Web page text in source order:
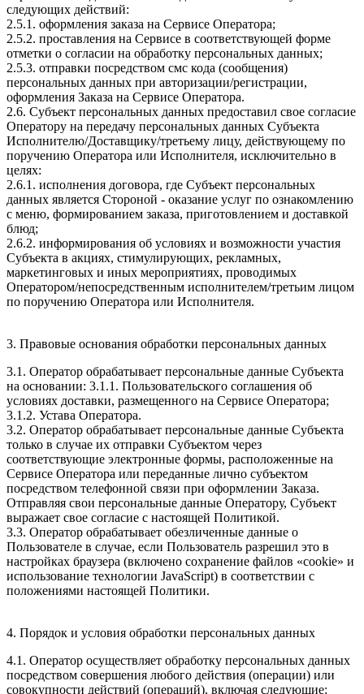
следующих действий:
2.5.1. оформления заказа на Сервисе Оператора;
2.5.2. проставления на Сервисе в соответствующей форме
отметки о согласии на обработку персональных данных;
2.5.3. отправки посредством смс кода (сообщения)
персональных данных при авторизации/регистрации,
оформления Заказа на Сервисе Оператора.
2.6. Субъект персональных данных предоставил свое согласие
Оператору на передачу персональных данных Субъекта
Исполнителю/Доставщику/третьему лицу, действующему по
поручению Оператора или Исполнителя, исключительно в
целях:
2.6.1. исполнения договора, где Субъект персональных
данных является Стороной - оказание услуг по ознакомлению
с меню, формированием заказа, приготовлением и доставкой
блюд;
2.6.2. информирования об условиях и возможности участия
Субъекта в акциях, стимулирующих, рекламных,
маркетинговых и иных мероприятиях, проводимых
Оператором/непосредственным исполнителем/третьим лицом
по поручению Оператора или Исполнителя.
3. Правовые основания обработки персональных данных
3.1. Оператор обрабатывает персональные данные Субъекта
на основании: 3.1.1. Пользовательского соглашения об
условиях доставки, размещенного на Сервисе Оператора;
3.1.2. Устава Оператора.
3.2. Оператор обрабатывает персональные данные Субъекта
только в случае их отправки Субъектом через
соответствующие электронные формы, расположенные на
Сервисе Оператора или переданные лично субъектом
посредством телефонной связи при оформлении Заказа.
Отправляя свои персональные данные Оператору, Субъект
выражает свое согласие с настоящей Политикой.
3.3. Оператор обрабатывает обезличенные данные о
Пользователе в случае, если Пользователь разрешил это в
настройках браузера (включено сохранение файлов «cookie» и
использование технологии JavaScript) в соответствии с
положениями настоящей Политики.
4. Порядок и условия обработки персональных данных
4.1. Оператор осуществляет обработку персональных данных
посредством совершения любого действия (операции) или
совокупности действий (операций), включая следующие: